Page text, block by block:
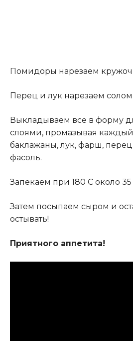
Помидоры нарезаем
Перец и лук нарезаем
Выкладываем все в форму
слоями, промазывая каждый
баклажаны, лук, фарш,
фасоль.
Запекаем при 180 С около 35
Затем посыпаем сыром и
остывать!
Приятного аппетита!